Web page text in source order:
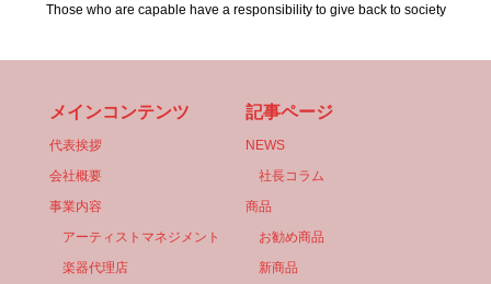
Those who are capable have a responsibility to give back to society
メインコンテンツ
代表挨拶
会社概要
事業内容
アーティストマネジメント
楽器代理店
記事ページ
NEWS
社長コラム
商品
お勧め商品
新商品